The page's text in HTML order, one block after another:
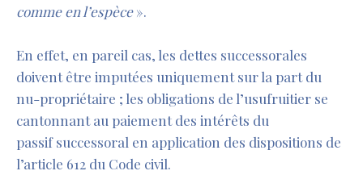
comme en l’espèce».
En effet, en pareil cas, les dettes successorales
doivent être imputées uniquement sur la part du
nu-propriétaire ; les obligations de l’usufruitier se
cantonnant au paiement des intérêts du
passif successoral en application des dispositions de
l’article 612 du Code civil.